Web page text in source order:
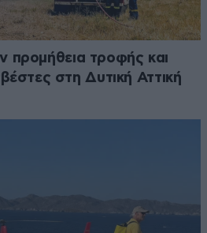
προμήθεια τροφής και
στη Δυτική Αττική